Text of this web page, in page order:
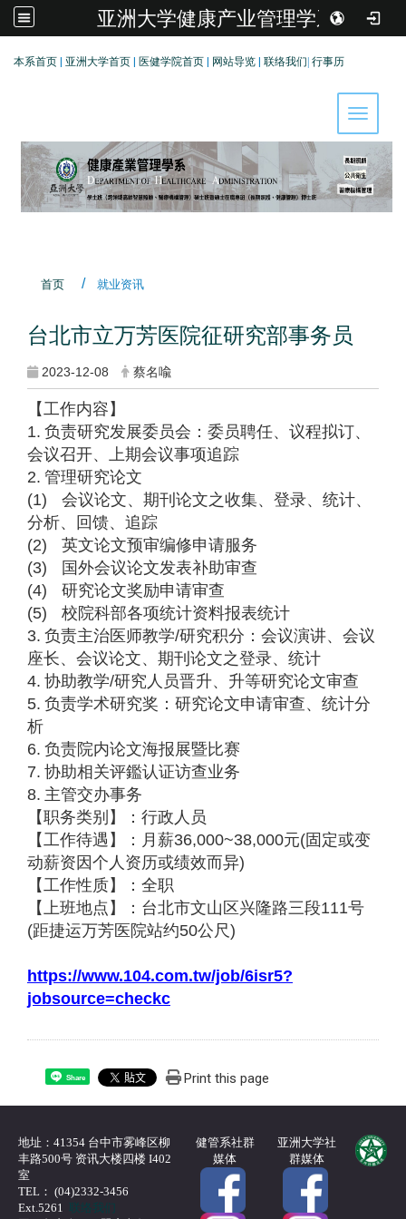
亚洲大学健康产业管理学系
本系首页 亚洲大学首页 医健学院首页 网站导览 联络我们 行事历
Toggle
首页 就业资讯
台北市立万芳医院征研究部事务员
2023-12-08 蔡名喩
【工作内容】
1. 负责研究发展委员会：委员聘任、议程拟订、
会议召开、上期会议事项追踪
2. 管理研究论文
(1)
会议论文、期刊论文之收集、登录、统计、
分析、回馈、追踪
(2)
英文论文预审编修申请服务
(3)
国外会议论文发表补助审查
(4)
研究论文奖励申请审查
(5)
校院科部各项统计资料报表统计
3. 负责主治医师教学/研究积分：会议演讲、会议
座长、会议论文、期刊论文之登录、统计
4. 协助教学/研究人员晋升、升等研究论文审查
5. 负责学术研究奖：研究论文申请审查、统计分
析
6. 负责院内论文海报展暨比赛
7. 协助相关评鑑认证访查业务
8. 主管交办事务
【职务类别】：行政人员
【工作待遇】：月薪36,000~38,000元(固定或变
动薪资因个人资历或绩效而异)
【工作性质】：全职
【上班地点】：台北市文山区兴隆路三段111号
(距捷运万芳医院站约50公尺)
https://www.104.com.tw/job/6isr5?
jobsource=checkc
Share Print this page
地址：41354 台中市雾峰区柳
丰路500号 资讯大楼四楼 I402
室
TEL： (04)2332-3456
Ext.5261联络我们
健管系社群
媒体
亚洲大学社
群媒体